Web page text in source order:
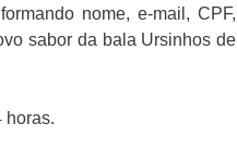
nome, e-mail, CPF,
sabor da bala Ursinhos de
horas.